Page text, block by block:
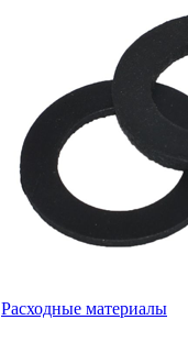
Расходные материалы